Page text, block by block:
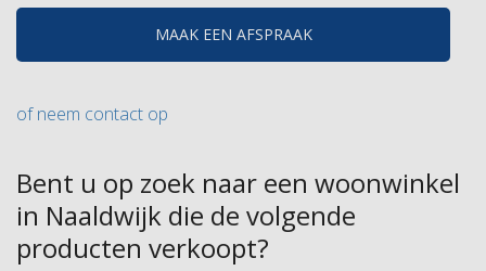
MAAK EEN AFSPRAAK
of neem contact op
Bent u op zoek naar een woonwinkel
in Naaldwijk die de volgende
producten verkoopt?